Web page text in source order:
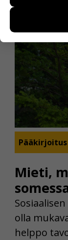
Mieti,
Pääkirjoitus
olla
helppo
miten
yksittäiseen
Voit valita,